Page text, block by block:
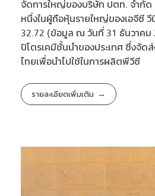
จัดการใหญ่ของบริษัท ปตท. จำกัด
หนึ่งในผู้ถือหุ้นรายใหญ่ของเอจีซี วี
32.72 (ข้อมูล ณ วันที่ 31 ธันวาคม
ปิโตรเคมีชั้นนำของประเทศ ซึ่งจัด
ไทยเพื่อนำไปใช้ในการผลิตพีวีซี
รายละเอียดเพิ่มเติม